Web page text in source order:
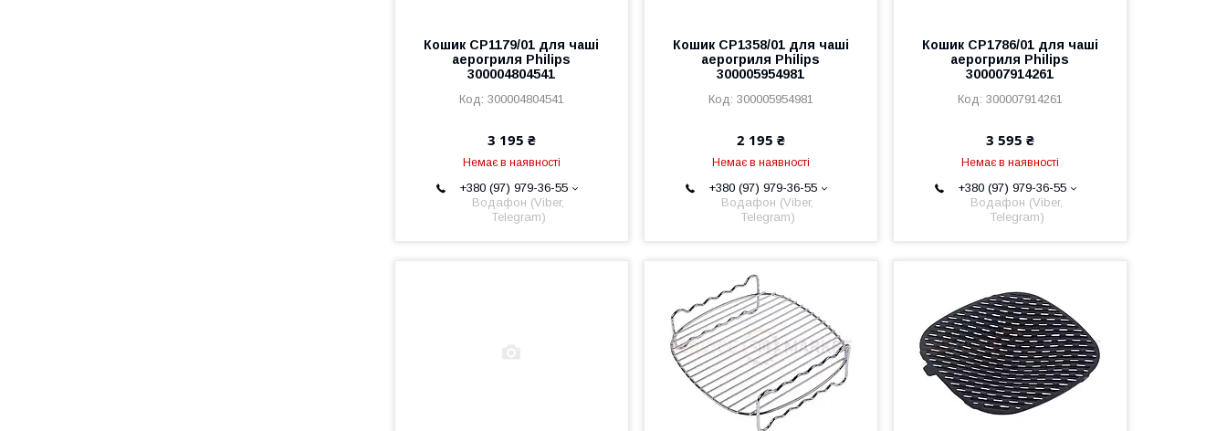
Кошик CP1179/01 для чаші
аерогриля Philips
300004804541
300004804541
3 195 ₴
Немає в наявності
+380 (97) 979-36-55
Водафон (Viber,
Telegram)
Кошик CP1358/01 для чаші
аерогриля Philips
300005954981
300005954981
2 195 ₴
Немає в наявності
+380 (97) 979-36-55
Водафон (Viber,
Telegram)
Кошик CP1786/01 для чаші
аерогриля Philips
300007914261
300007914261
3 595 ₴
Немає в наявності
+380 (97) 979-36-55
Водафон (Viber,
Telegram)